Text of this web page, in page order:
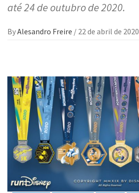
até 24 de outubro de 2020.
ByAlesandro Freire / 22 de abril de 2020